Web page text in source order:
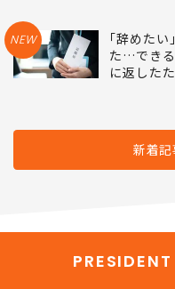
NEW
｢辞めたい
た…でき
に返した
新着